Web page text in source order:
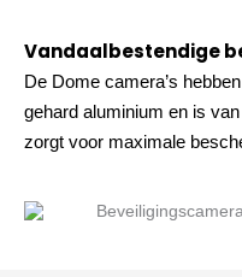
Vandaalbestendige
De Dome camera’s
gehard aluminium en is
zorgt voor maximale